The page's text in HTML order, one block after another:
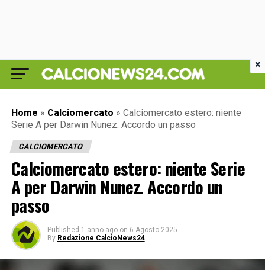
Home » Calciomercato » Calciomercato estero: niente
Serie A per Darwin Nunez. Accordo un passo
CALCIOMERCATO
Calciomercato estero: niente Serie
A per Darwin Nunez. Accordo un
passo
Published 1 anno ago on 6 Agosto 2025
By Redazione CalcioNews24
×